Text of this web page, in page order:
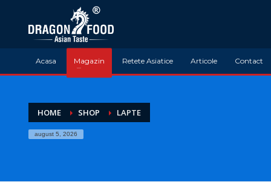
Acasa Magazin Retete Asiatice Articole Contact
HOME SHOP LAPTE
august 5, 2026